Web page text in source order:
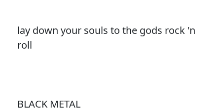
lay down your souls to the gods rock 'n
roll
BLACK METAL